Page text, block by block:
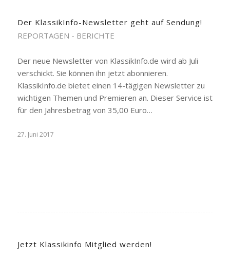
Der KlassikInfo-Newsletter geht auf Sendung!
REPORTAGEN - BERICHTE
Der neue Newsletter von KlassikInfo.de wird ab Juli
verschickt. Sie können ihn jetzt abonnieren.
KlassikInfo.de bietet einen 14-tägigen Newsletter zu
wichtigen Themen und Premieren an. Dieser Service ist
für den Jahresbetrag von 35,00 Euro…
27. Juni 2017
Jetzt Klassikinfo Mitglied werden!